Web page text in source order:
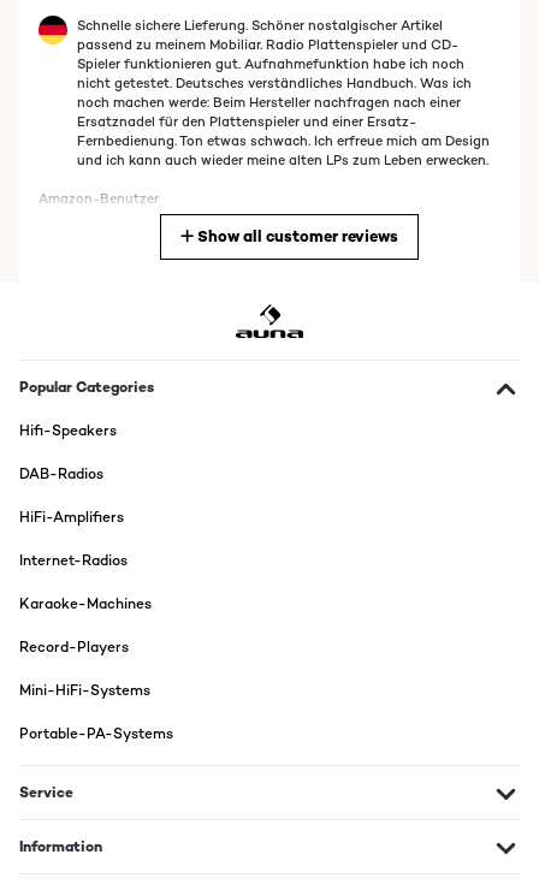
Schnelle sichere Lieferung. Schöner nostalgischer Artikel
passend zu meinem Mobiliar. Radio Plattenspieler und CD-
Spieler funktionieren gut. Aufnahmefunktion habe ich noch
nicht getestet. Deutsches verständliches Handbuch. Was ich
noch machen werde: Beim Hersteller nachfragen nach einer
Ersatznadel für den Plattenspieler und einer Ersatz-
Fernbedienung. Ton etwas schwach. Ich erfreue mich am Design
und ich kann auch wieder meine alten LPs zum Leben erwecken.
Amazon-Benutzer
Kassettenrecorder uns Schallplattenspieler. Die Lautsprecher
Amazon-Benutzer
Translate
Super Gerät
Amazon-Benutzer
Translate
anderen Seite aber derart gut ausgestattet ist, das man CDs
Show all customer reviews
Popular Categories
Hifi-Speakers
DAB-Radios
HiFi-Amplifiers
Internet-Radios
Karaoke-Machines
Record-Players
Mini-HiFi-Systems
Portable-PA-Systems
Service
Information